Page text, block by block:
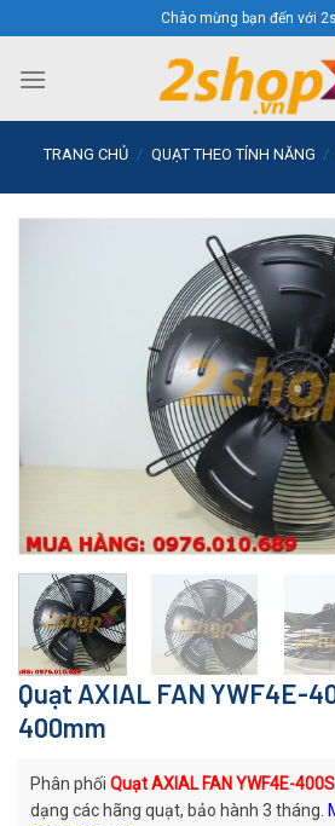
to
content
Chào mừng bạn đến với
TRANG CHỦ / QUẠT THEO TÍNH NĂNG /
Quạt AXIAL FAN YWF4E-
400mm
Phân phối Quạt AXIAL FAN YWF4E-400S
dạng các hãng quạt, bảo hành 3 tháng.